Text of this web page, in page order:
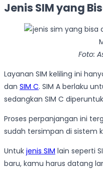
Jenis SIM yang
Foto:
Layanan SIM keliling ini
dan SIM C. SIM A berlaku
sedangkan SIM C
Proses perpanjangan ini
sudah tersimpan di sistem
Untuk jenis SIM lain seperti
baru, kamu harus datang